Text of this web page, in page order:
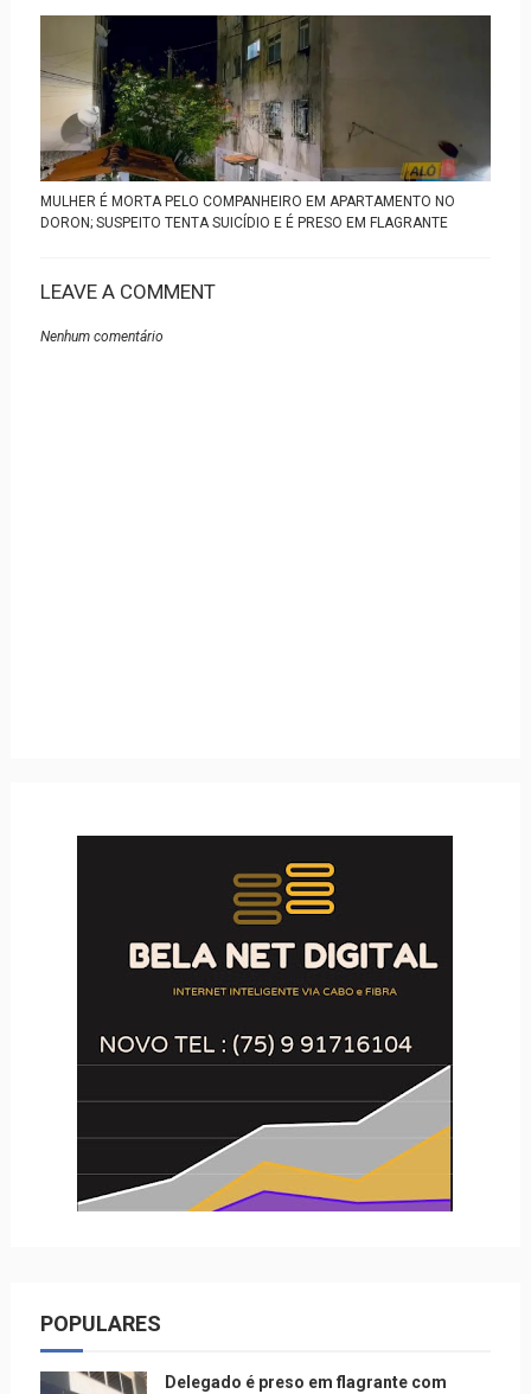
MULHER É MORTA PELO COMPANHEIRO EM APARTAMENTO NO
DORON; SUSPEITO TENTA SUICÍDIO E É PRESO EM FLAGRANTE
LEAVE A COMMENT
Nenhum comentário
POPULARES
Delegado é preso em flagrante com